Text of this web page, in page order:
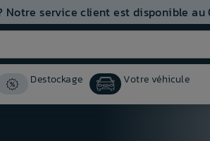
Notre service client est disponible au
Destockage Votre véhicule